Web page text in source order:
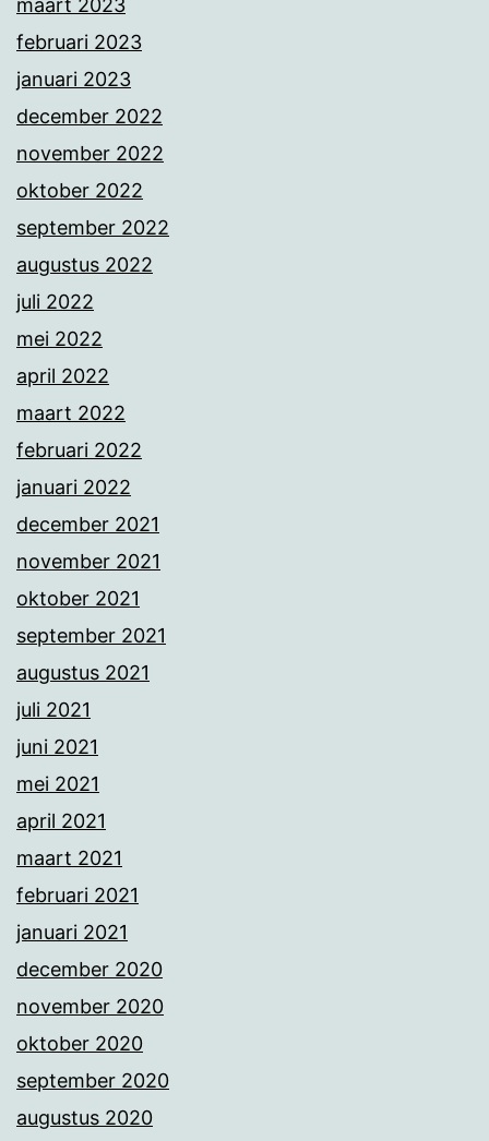
februari 2023
januari 2023
december 2022
november 2022
oktober 2022
september 2022
augustus 2022
juli 2022
mei 2022
april 2022
maart 2022
februari 2022
januari 2022
december 2021
november 2021
oktober 2021
september 2021
augustus 2021
juli 2021
juni 2021
mei 2021
april 2021
maart 2021
februari 2021
januari 2021
december 2020
november 2020
oktober 2020
september 2020
augustus 2020